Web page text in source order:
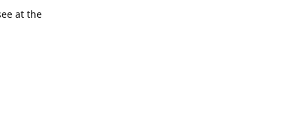
at the